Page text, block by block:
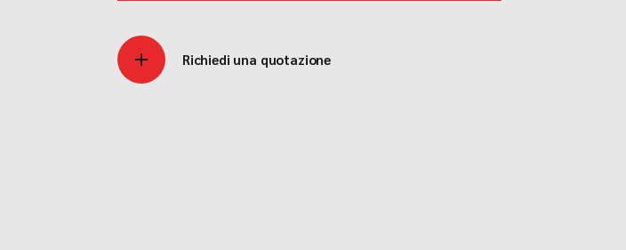
Richiedi una quotazione